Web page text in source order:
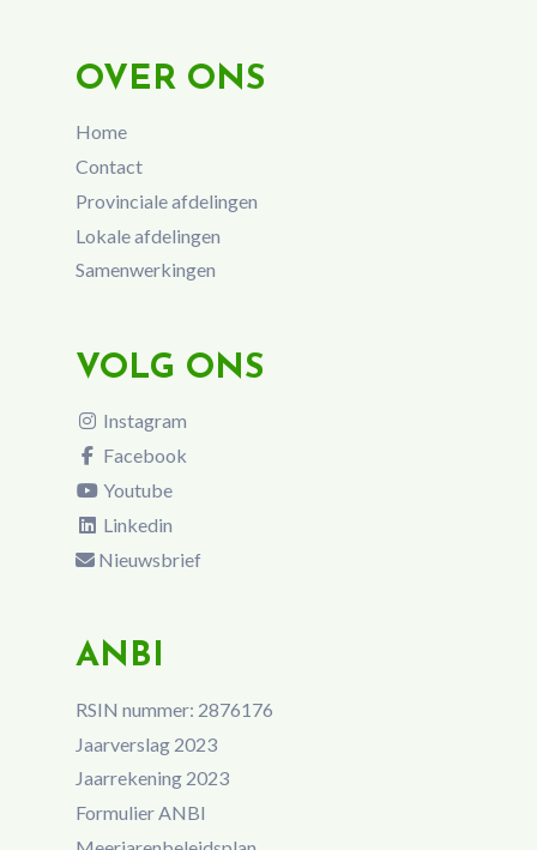
OVER ONS
Home
Contact
Provinciale afdelingen
Lokale afdelingen
Samenwerkingen
VOLG ONS
Instagram
Facebook
Youtube
Linkedin
Nieuwsbrief
ANBI
RSIN nummer: 2876176
Jaarverslag 2023
Jaarrekening 2023
Formulier ANBI